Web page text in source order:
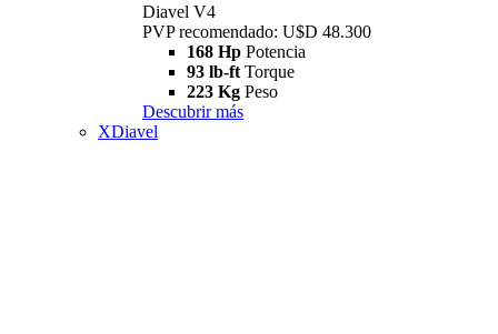
Diavel V4
PVP recomendado: U$D 48.300
168 Hp Potencia
93 lb-ft Torque
223 Kg Peso
Descubrir más
XDiavel